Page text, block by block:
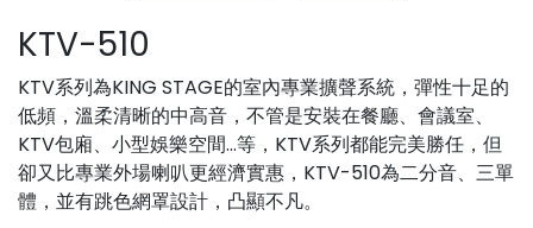
KTV-510
KTV系列為KING STAGE的室內專業擴聲系統，彈性十足的
低頻，溫柔清晰的中高音，不管是安裝在餐廳、會議室、
KTV包廂、小型娛樂空間...等，KTV系列都能完美勝任，但
卻又比專業外場喇叭更經濟實惠，KTV-510為二分音、三單
體，並有跳色網罩設計，凸顯不凡。